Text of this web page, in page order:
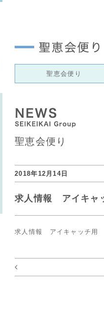
聖恵会便り
聖恵会便り
2018年12月14日
求人情報 アイキャ
求人情報 アイキャッチ用